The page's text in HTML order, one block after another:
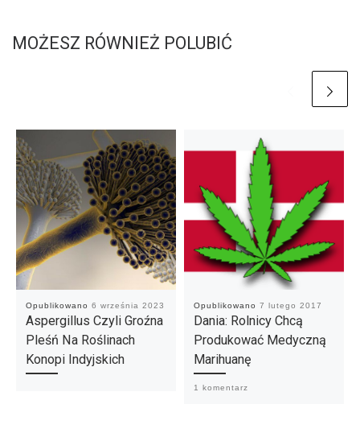
MOŻESZ RÓWNIEŻ POLUBIĆ
Opublikowano 6 września 2023
Aspergillus Czyli Groźna
Pleśń Na Roślinach
Konopi Indyjskich
Opublikowano 7 lutego 2017
Dania: Rolnicy Chcą
Produkować Medyczną
Marihuanę
1 komentarz